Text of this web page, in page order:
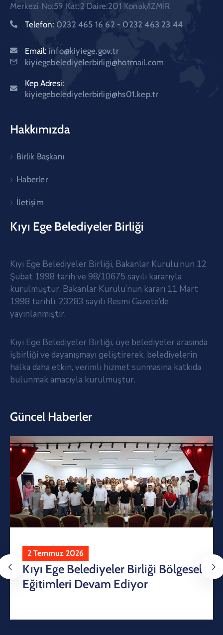
Merkezi No:59 Kat:2 Daire:201 Konak/İZMİR
Telefon: 0232 465 16 62 - 0232 463 23 44
Email: info@kiyiege.gov.tr
kiyiegebelediyelerbirligi@hotmail.com
Kep Adresi:
kiyiegebelediyelerbirligi@hs01.kep.tr
Hakkımızda
Birlik Başkanı
Haberler
İletişim
Kıyı Ege Belediyeler Birliği
Kıyı Ege Belediyeler Birliği, Bakanlar Kurulu’nun 12
Şubat 1998 tarih ve 98/10675 sayılı kararıyla
kurulmuştur. Bakanlar Kurulu’nun kararı 11 Mart
1998 tarihli, 23283 sayılı Resmi Gazete’de
yayınlanmıştır.
Kıyı Ege Belediyeler Birliği, üye belediyeler arasında
işbirliği ve dayanışmayı geliştirerek, belediyelerin
halka daha etkin, verimli hizmet sunmasına katkıda
bulunmak amacıyla kurulmuştur.
Güncel Haberler
2 Temmuz 2026
Kıyı Ege Belediyeler Birliği Bölgesel
Eğitimleri Devam Ediyor